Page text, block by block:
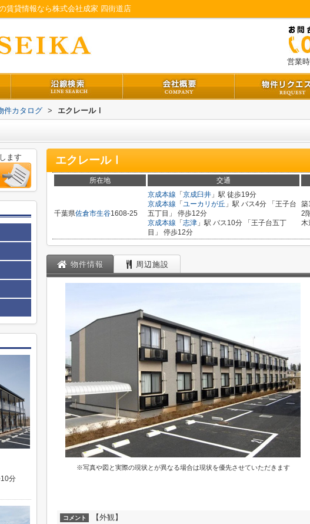
賃貸情報なら株式会社成家 四街道店
営業
件カタログ > エクレールⅠ
エクレールⅠ
所在地 交通
千葉県佐倉市生谷1608-25
京成本線 「 京成臼井 」駅 徒歩19分
京成本線 「 ユーカリが丘 」駅 バス4分 「王子台
五丁目」 停歩12分
京成本線 「 志津 」駅 バス10分 「王子台五丁
目」 停歩12分
築
2
木
物件情報 周辺施設
※写真や図と実際の現状とが異なる場合は現状を優先させていただきます
コメント 【外観】
ます
分